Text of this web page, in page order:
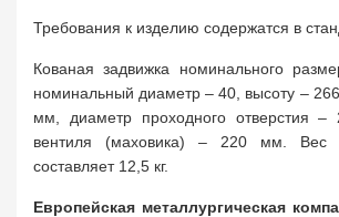
Требования к изделию содержатся в
Кованая задвижка номинального
номинальный диаметр – 40, высоту –
мм, диаметр проходного отверстия
вентиля (маховика) – 220 мм. Вес
составляет 12,5 кг.
Европейская металлургическая